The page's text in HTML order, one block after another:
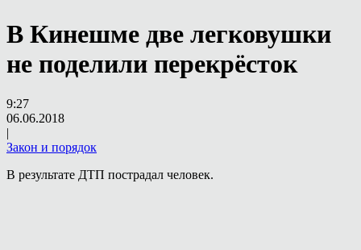
В Кинешме две легковушки
не поделили перекрёсток
9:27
06.06.2018
|
Закон и порядок
В результате ДТП пострадал человек.